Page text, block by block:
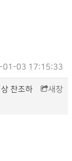
03 17:15:33
찬조하
새창